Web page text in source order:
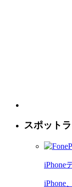
スポット
iPhone
iPhone